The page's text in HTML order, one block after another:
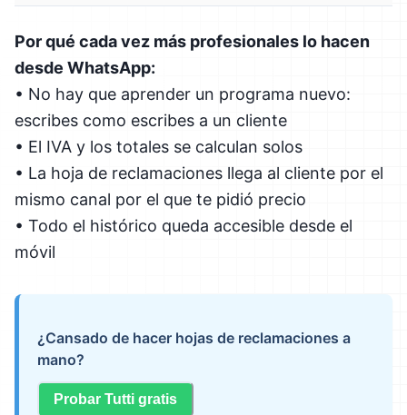
Por qué cada vez más profesionales lo hacen
desde WhatsApp:
• No hay que aprender un programa nuevo:
escribes como escribes a un cliente
• El IVA y los totales se calculan solos
• La hoja de reclamaciones llega al cliente por el
mismo canal por el que te pidió precio
• Todo el histórico queda accesible desde el
móvil
¿Cansado de hacer hojas de reclamaciones a
mano?
Probar Tutti gratis